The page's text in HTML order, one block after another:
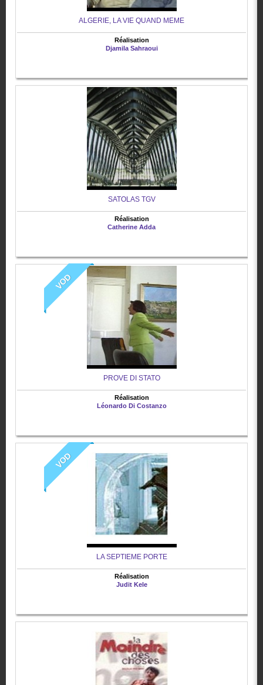
ALGERIE, LA VIE QUAND MEME
Réalisation
Djamila Sahraoui
SATOLAS TGV
Réalisation
Catherine Adda
VOD
PROVE DI STATO
Réalisation
Léonardo Di Costanzo
VOD
LA SEPTIEME PORTE
Réalisation
Judit Kele